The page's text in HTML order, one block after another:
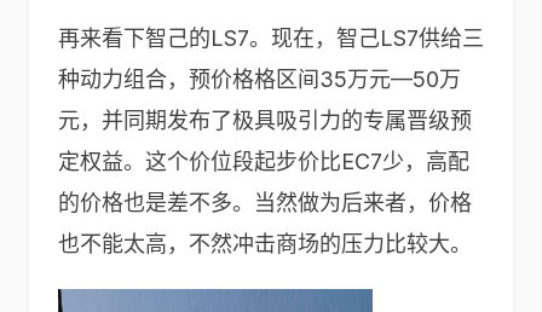
再来看下智己的LS7。现在，智己LS7供给三
种动力组合，预价格格区间35万元—50万
元，并同期发布了极具吸引力的专属晋级预
定权益。这个价位段起步价比EC7少，高配
的价格也是差不多。当然做为后来者，价格
也不能太高，不然冲击商场的压力比较大。